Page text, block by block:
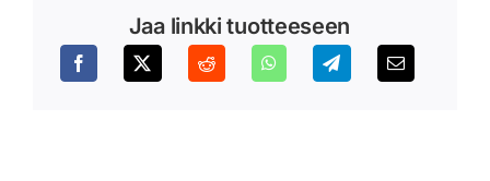
Jaa linkki tuotteeseen